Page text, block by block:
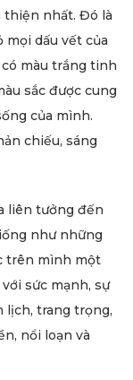
thiện nhất. Đó là
mọi dấu vết của
màu trắng tinh
sắc được cung
của mình.
chiếu, sáng
liên tưởng đến
như những
trên mình một
sức mạnh, sự
lịch, trang trọng,
nổi loạn và